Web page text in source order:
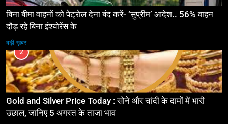
बिना बीमा वाहनों को पेट्राेल देना बंद करें- ‘सुप्रीम’ आदेश.. 56% वाहन
दौड़ रहे बिना इंश्योरेंस के
बड़ी ख़बर
2
Gold and Silver Price Today : सोने और चांदी के दामों में भारी
उछाल, जानिए 5 अगस्त के ताजा भाव